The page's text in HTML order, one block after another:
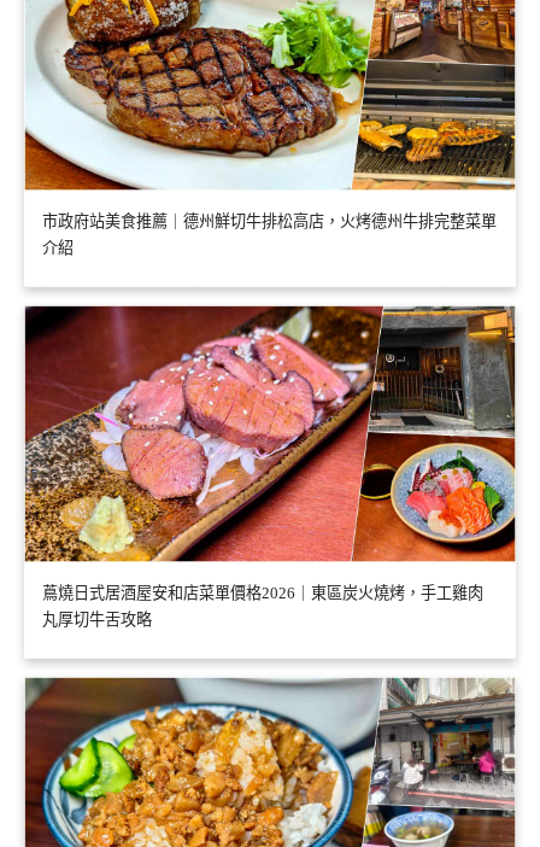
市政府站美食推薦｜德州鮮切牛排松高店，火烤德州牛排完整菜單
介紹
蔦燒日式居酒屋安和店菜單價格2026｜東區炭火燒烤，手工雞肉
丸厚切牛舌攻略